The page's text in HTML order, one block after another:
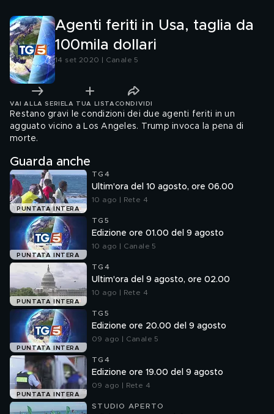
Agenti feriti in Usa, taglia da
100mila dollari
14 set 2020 | Canale 5
VAI ALLA SERIE LA TUA LISTA CONDIVIDI
Restano gravi le condizioni dei due agenti feriti in un
agguato vicino a Los Angeles. Trump invoca la pena di
morte.
Guarda anche
PUNTATA INTERA
TG4
Ultim'ora del 10 agosto, ore 06.00
10 ago | Rete 4
PUNTATA INTERA
TG5
Edizione ore 01.00 del 9 agosto
10 ago | Canale 5
PUNTATA INTERA
TG4
Ultim'ora del 9 agosto, ore 02.00
10 ago | Rete 4
PUNTATA INTERA
TG5
Edizione ore 20.00 del 9 agosto
09 ago | Canale 5
PUNTATA INTERA
TG4
Edizione ore 19.00 del 9 agosto
09 ago | Rete 4
STUDIO APERTO